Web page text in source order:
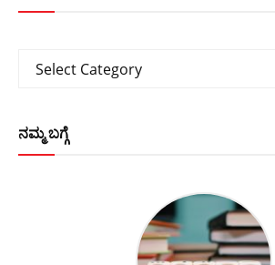
Categories
Select Category
ನಮ್ಮ ಬಗ್ಗೆ